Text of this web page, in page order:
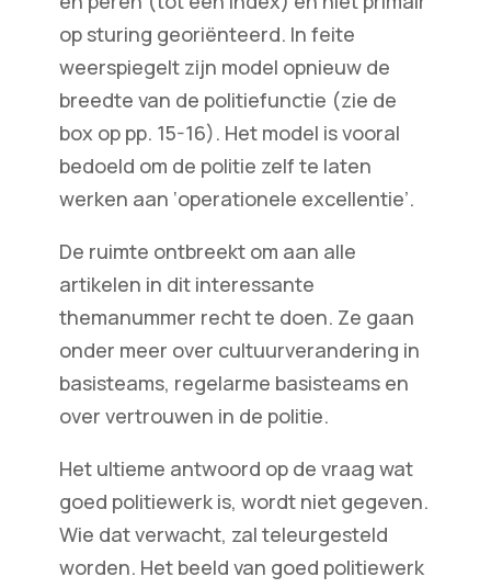
op sturing georiënteerd. In feite
weerspiegelt zijn model opnieuw de
breedte van de politiefunctie (zie de
box op pp. 15-16). Het model is vooral
bedoeld om de politie zelf te laten
werken aan ‘operationele excellentie’.
De ruimte ontbreekt om aan alle
artikelen in dit interessante
themanummer recht te doen. Ze gaan
onder meer over cultuurverandering in
basisteams, regelarme basisteams en
over vertrouwen in de politie.
Het ultieme antwoord op de vraag wat
goed politiewerk is, wordt niet gegeven.
Wie dat verwacht, zal teleurgesteld
worden. Het beeld van goed politiewerk